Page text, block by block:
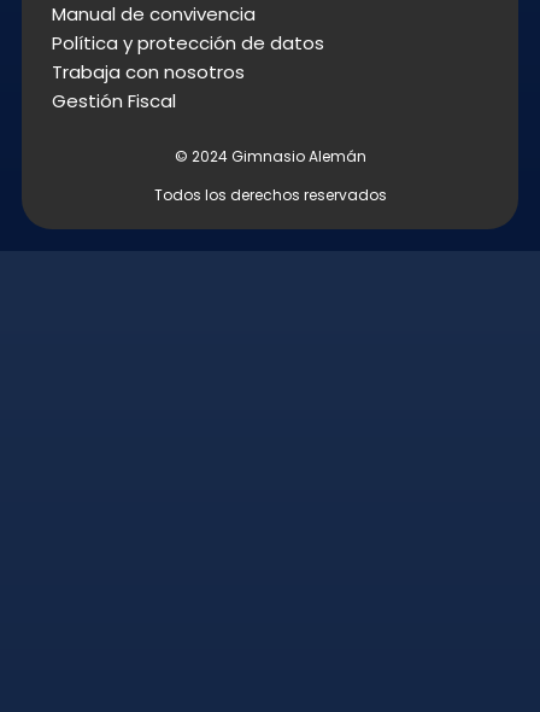
Manual de convivencia
Política y protección de datos
Trabaja con nosotros
Gestión Fiscal
© 2024 Gimnasio Alemán
Todos los derechos reservados